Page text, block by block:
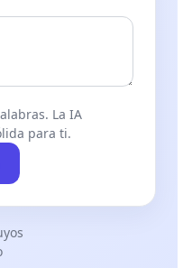
La IA
para ti.